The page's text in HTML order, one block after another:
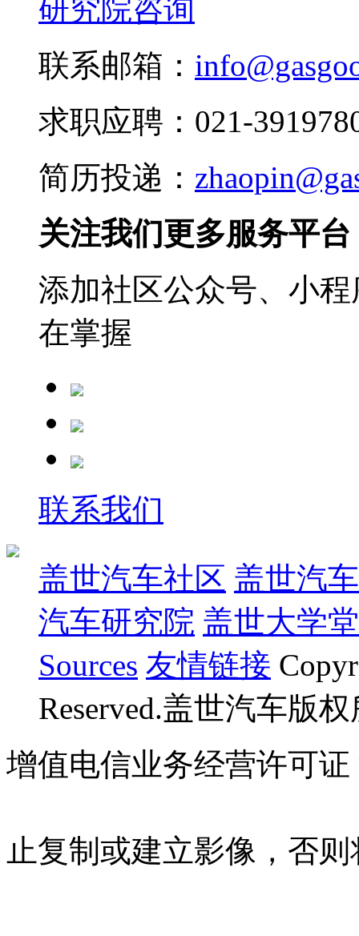
研究院咨询
联系邮箱：
求职应聘：021-
简历投递：
关注我们更多服务平台
添加社区公众号、小
在掌握
联系我们
盖世汽车社区 盖世汽
汽车研究院 盖世大学堂
Sources 友情链接
Reserved.盖世汽车版
增值电信业务经营许可证
止复制或建立影像，否